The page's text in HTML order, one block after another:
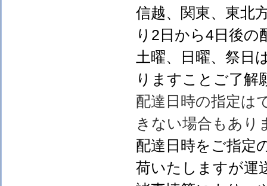
信越、関東、東北
り2日から4日後の
土曜、日曜、祭日
りますことご了解
配達日時の指定は
きない場合もあり
配達日時をご指定
荷いたしますが運